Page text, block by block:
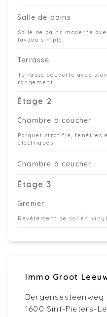
Salle de bains
Salle de bains moderne
lavabo simple.
Terrasse
Terrasse couverte avec
rangement.
Étage 2
Chambre à coucher
Parquet stratifié, fenêtres
électriques.
Chambre à coucher
Étage 3
Grenier
Revêtement de sol en
Immo Groot
Bergensesteenweg
1600 Sint-Pieters-